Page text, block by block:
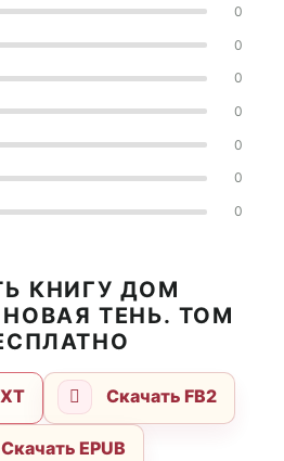
0
0
0
0
0
0
0
КНИГУ ДОМ
ТЕНЬ. ТОМ
Скачать FB2
Скачать EPUB